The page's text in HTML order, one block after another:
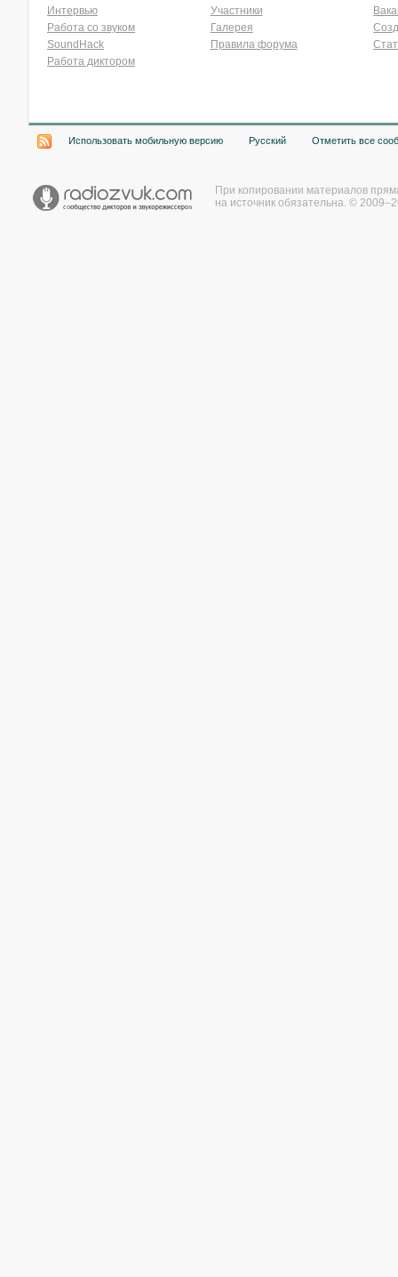
Интервью
Работа со звуком
SoundHack
Работа диктором
Участники
Галерея
Правила форума
Использовать мобильную версию Русский Отметить все
При копировании материалов
на источник обязательна. ©